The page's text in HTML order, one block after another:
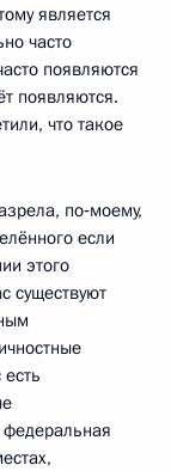
является
часто
появляются
появляются.
что такое
по‑моему,
если
этого
существуют